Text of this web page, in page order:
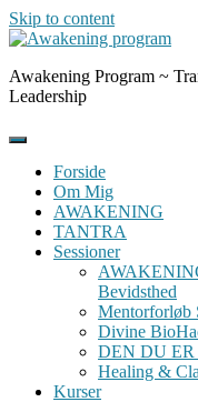
Skip to content
Awakening Program ~
Leadership
Forside
Om Mig
AWAKENING
TANTRA
Sessioner
Bevidsthed
Mentorforløb
Divine
DEN DU ER
Healing &
Kurser